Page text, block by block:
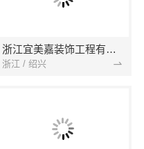
浙江宜美嘉装饰工程有限公司
浙江 / 绍兴